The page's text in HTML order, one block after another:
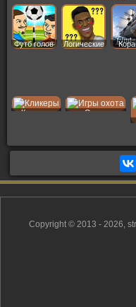
Футб голов Логические
Кликеры
Охота
Copyright © 2013 - 2026,